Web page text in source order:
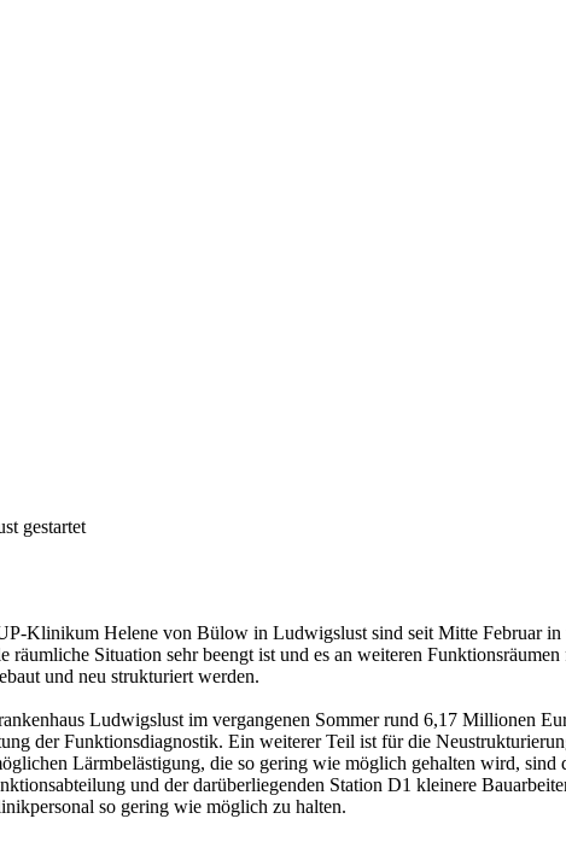
gestartet
Klinikum Helene von Bülow in Ludwigslust sind seit Mitte Februar
Situation sehr beengt ist und es an weiteren
und neu strukturiert werden.
Ludwigslust im vergangenen Sommer rund 6,17 Millionen
der Funktions­diagnostik. Ein weiterer Teil ist für die
Lärmbelästigung, die so gering wie möglich gehalten wird,
und der darüberliegenden Station D1 kleinere
so gering wie möglich zu halten.